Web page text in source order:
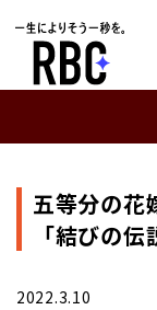
五等分の
「結びの伝
2022.3.10